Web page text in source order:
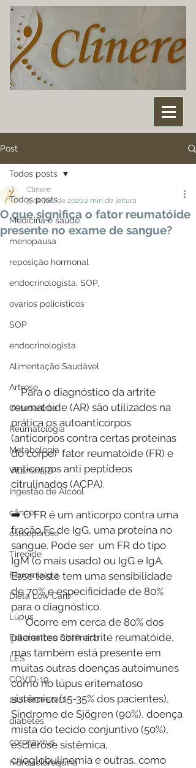
Post
Todos posts
Medicina e saúde
menopausa
reposição hormonal
endocrinologista, SOP,
ovários policísticos
SOP
endocrinologista
Alimentação Saudável
Artrose
Osteoartrite
Reumatologia
Metabologia
Vitamina D
Ingestão de Álcool
câncer
osteoporose
Tireóide
Fibromialgia
Dieta Low Carb
Lúpus
Eritematoso Sistêmico
LES
COVID-19
IBUPROFENO
diabetes
coronavírus
hidroxicloroquina
Todos posts
O que significa o fator reumatóide
presente no exame de sangue?
Clinere
5 de jun. de 20202 min de leitura
    Para o diagnóstico da artrite
reumatóide (AR) são utilizados na
prática os autoanticorpos
(anticorpos contra certas proteínas
do corpo)  fator reumatóide (FR) e
anticorpos anti peptídeos
citrulinados (ACPA).
➡️ O FR é um anticorpo contra uma
fração Fc de IgG, uma proteína no
sangue. Pode ser  um FR do tipo
IgM (o mais usado) ou IgG e IgA.
Esse teste tem uma sensibilidade
de 70% e especificidade de 80%
para o diagnóstico.
      Ocorre em cerca de 80% dos
pacientes com artrite reumatóide,
mas também está presente em
muitas outras doenças autoimunes
como no lúpus eritematoso
sistêmico (15-35% dos pacientes),
Síndrome de Sjögren (90%), doença
mista do tecido conjuntivo (50%),
esclerose sistêmica,
crioglobulinemia e outras, como